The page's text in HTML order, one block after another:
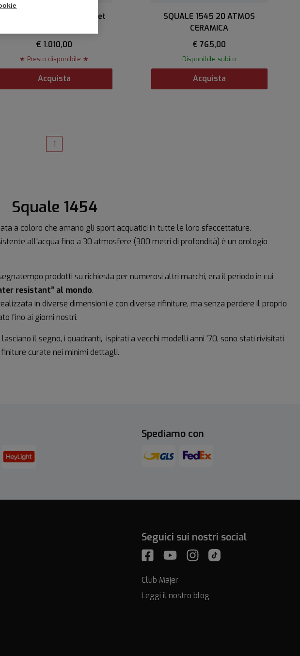
SQUALE 1545 Grey Bracelet
€ 1.010,00
★ Presto disponibile ★
Acquista
SQUALE 1545 20 ATMOS
CERAMICA
€ 765,00
Disponibile subito
Acquista
1
Squale 1454
a coloro che amano gli sport acquatici in tutte le loro sfaccettature.
all'acqua fino a 30 atmosfere (300 metri di profondità) è un orologio
prodotti su richiesta per numerosi altri marchi, era il periodo in cui
resistant” al mondo.
in diverse dimensioni e con diverse rifiniture, ma senza perdere il proprio
fino ai giorni nostri.
il segno, i quadranti, ispirati a vecchi modelli anni '70, sono stati rivisitati
curate nei minimi dettagli.
Spediamo con
Seguici sui nostri social
Club Majer
Leggi il nostro blog